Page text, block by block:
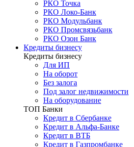
РКО Точка
РКО Локо-Банк
РКО Модульбанк
РКО Промсвязьбанк
РКО Озон Банк
Кредиты бизнесу
Кредиты бизнесу
Для ИП
На оборот
Без залога
Под залог недвижимости
На оборудование
ТОП Банки
Кредит в Сбербанке
Кредит в Альфа-Банке
Кредит в ВТБ
Кредит в Газпромбанке